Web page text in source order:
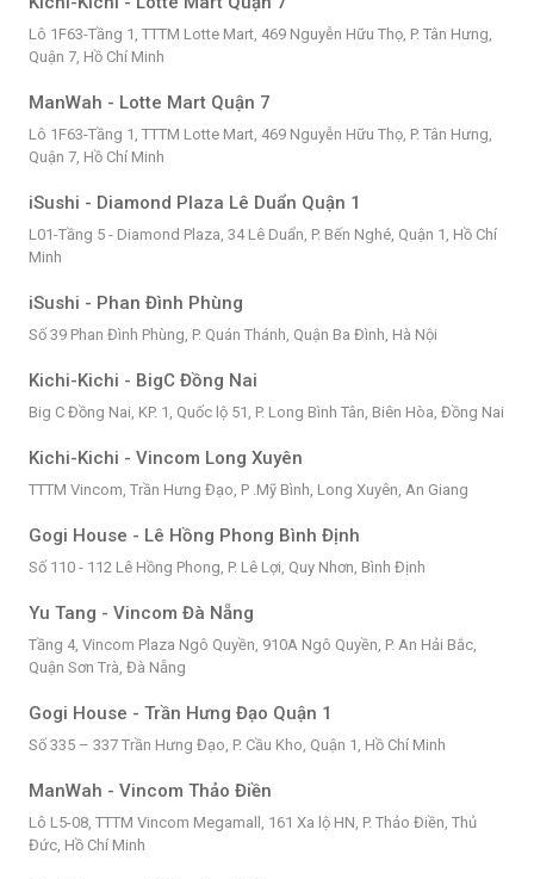
Lô 1F63-Tầng 1, TTTM Lotte Mart, 469 Nguyễn Hữu Thọ, P. Tân Hưng,
Quận 7, Hồ Chí Minh
ManWah - Lotte Mart Quận 7
Lô 1F63-Tầng 1, TTTM Lotte Mart, 469 Nguyễn Hữu Thọ, P. Tân Hưng,
Quận 7, Hồ Chí Minh
iSushi - Diamond Plaza Lê Duẩn Quận 1
L01-Tầng 5 - Diamond Plaza, 34 Lê Duẩn, P. Bến Nghé, Quận 1, Hồ Chí
Minh
iSushi - Phan Đình Phùng
Số 39 Phan Đình Phùng, P. Quán Thánh, Quận Ba Đình, Hà Nội
Kichi-Kichi - BigC Đồng Nai
Big C Đồng Nai, KP. 1, Quốc lộ 51, P. Long Bình Tân, Biên Hòa, Đồng Nai
Kichi-Kichi - Vincom Long Xuyên
TTTM Vincom, Trần Hưng Đạo, P .Mỹ Bình, Long Xuyên, An Giang
Gogi House - Lê Hồng Phong Bình Định
Số 110 - 112 Lê Hồng Phong, P. Lê Lợi, Quy Nhơn, Bình Định
Yu Tang - Vincom Đà Nẵng
Tầng 4, Vincom Plaza Ngô Quyền, 910A Ngô Quyền, P. An Hải Bắc,
Quận Sơn Trà, Đà Nẵng
Gogi House - Trần Hưng Đạo Quận 1
Số 335 – 337 Trần Hưng Đạo, P. Cầu Kho, Quận 1, Hồ Chí Minh
ManWah - Vincom Thảo Điền
Lô L5-08, TTTM Vincom Megamall, 161 Xa lộ HN, P. Thảo Điền, Thủ
Đức, Hồ Chí Minh